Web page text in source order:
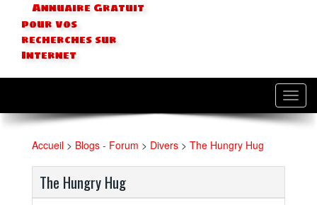
Annuaire Gratuit
pour vos
recherches sur
Internet
Accueil > Blogs - Forum > Divers > The Hungry Hug
The Hungry Hug